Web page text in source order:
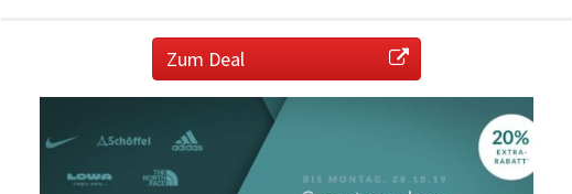
Zum Deal